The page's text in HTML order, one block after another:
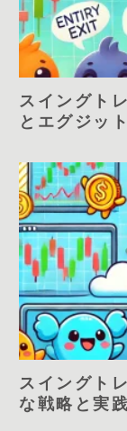
スイングト
とエグジッ
スイングト
な戦略と実